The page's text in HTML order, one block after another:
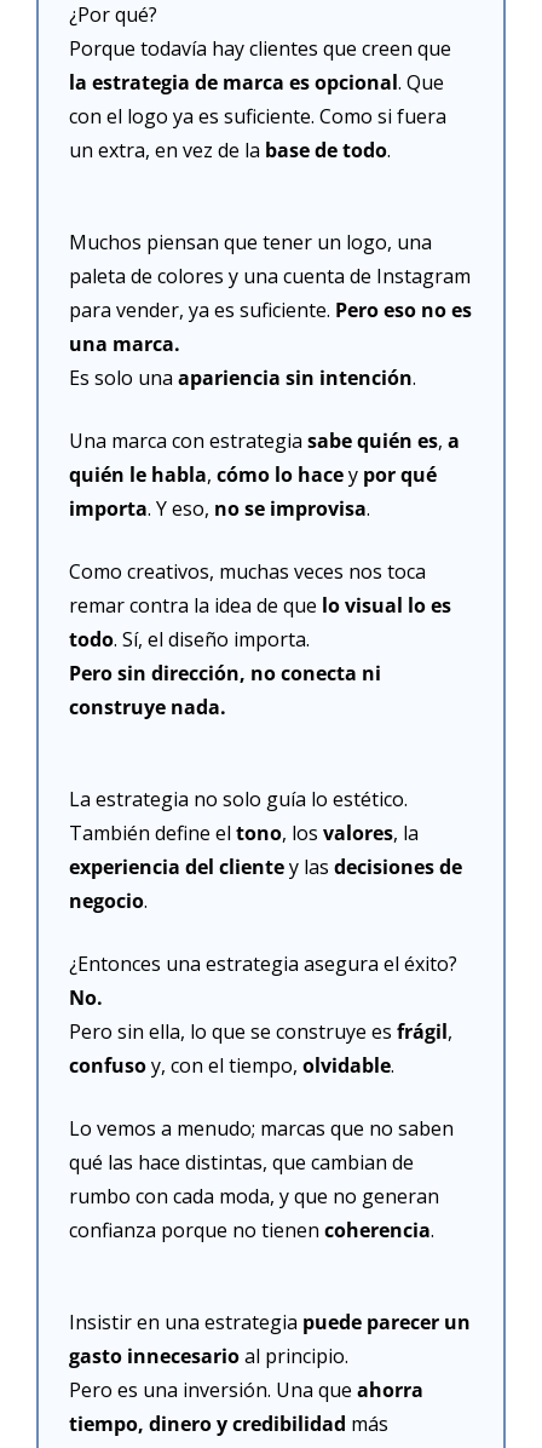
¿Por qué?
Porque todavía hay clientes que creen que
la estrategia de marca es opcional. Que
con el logo ya es suficiente. Como si fuera
un extra, en vez de la base de todo.
Muchos piensan que tener un logo, una
paleta de colores y una cuenta de Instagram
para vender, ya es suficiente. Pero eso no es
una marca.
Es solo una apariencia sin intención.
Una marca con estrategia sabe quién es, a
quién le habla, cómo lo hace y por qué
importa. Y eso, no se improvisa.
Como creativos, muchas veces nos toca
remar contra la idea de que lo visual lo es
todo. Sí, el diseño importa.
Pero sin dirección, no conecta ni
construye nada.
La estrategia no solo guía lo estético.
También define el tono, los valores
experiencia del cliente y las decisiones de
negocio.
No.
Pero sin ella, lo que se construye es frágil
confuso y, con el tiempo, olvidable.
Lo vemos a menudo; marcas que no saben
qué las hace distintas, que cambian de
rumbo con cada moda, y que no generan
confianza porque no tienen coherencia.
Insistir en una estrategia puede parecer un
gasto innecesario al principio.
Pero es una inversión. Una que ahorra
tiempo, dinero y credibilidad más